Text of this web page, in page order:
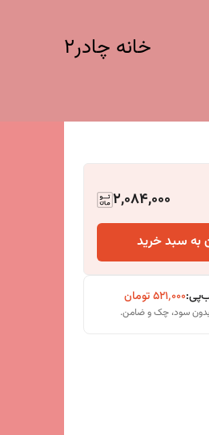
خانه چادر۲
2,084,000
به سبد خرید
۵۲۱٬۰۰۰تومان